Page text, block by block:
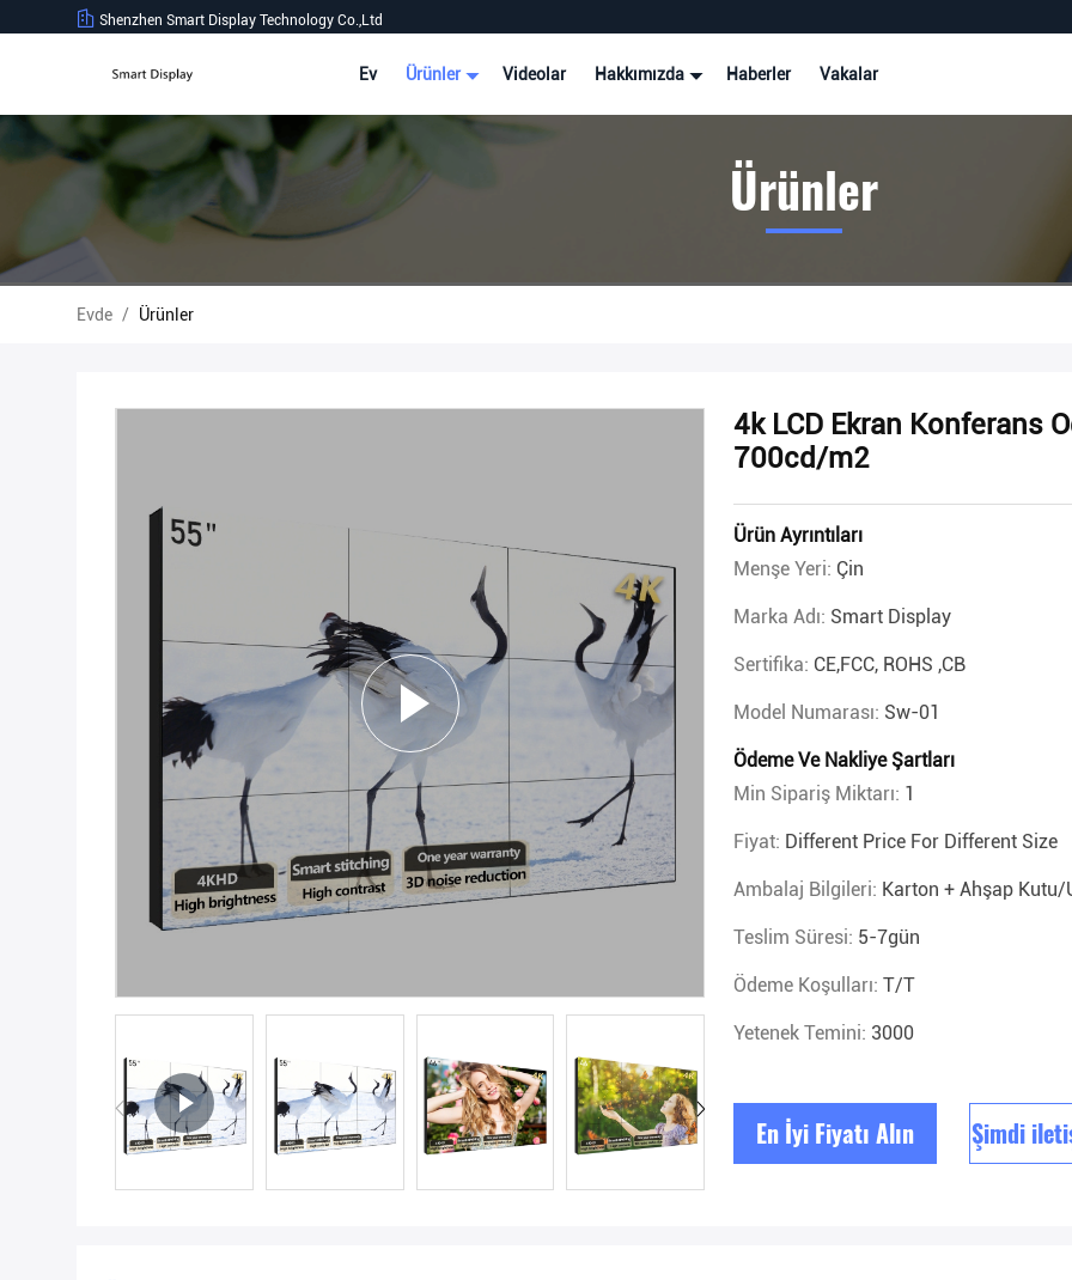
Shenzhen Smart Display Technology Co.,Ltd
Ev Ürünler Videolar Hakkımızda Haberler Vakalar
Ürünler
Evde / Ürünler
4k LCD Ekran Konferans
700cd/m2
Ürün Ayrıntıları
Menşe Yeri: Çin
Marka Adı: Smart Display
Sertifika: CE,FCC, ROHS ,CB
Model Numarası: Sw-01
Ödeme Ve Nakliye Şartları
Min Sipariş Miktarı: 1
Fiyat: Different Price For Different Size
Ambalaj Bilgileri: Karton + Ahşap Kutu/
Teslim Süresi: 5-7gün
Ödeme Koşulları: T/T
Yetenek Temini: 3000
En İyi Fiyatı Alın Şimdi